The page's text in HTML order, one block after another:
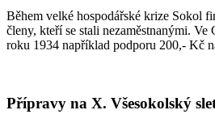
Během velké hospodářské krize Sokol
členy, kteří se stali nezaměstnanými.
roku 1934 například podporu 200,- Kč
Přípravy na X. Všesokolský